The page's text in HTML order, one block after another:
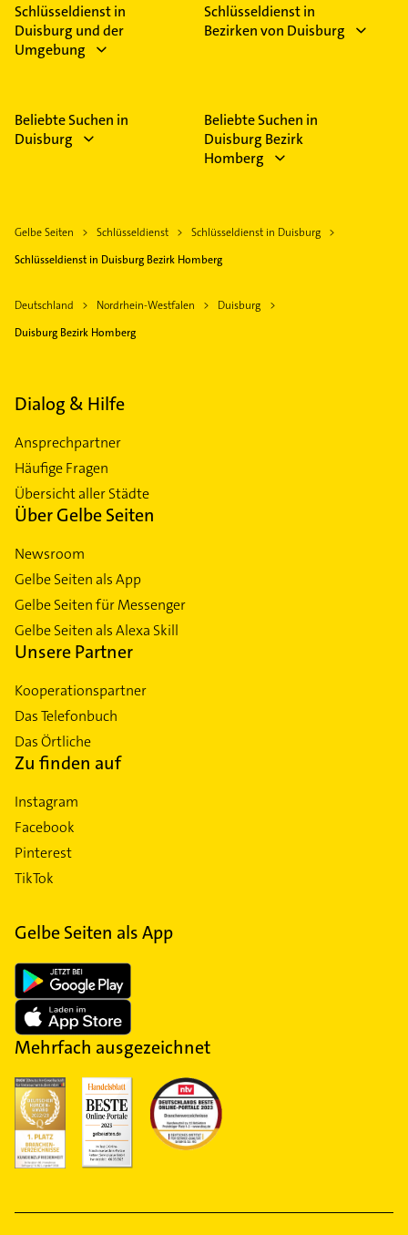
Schlüsseldienst in
Duisburg und der
Umgebung
Schlüsseldienst in
Bezirken von Duisburg
Beliebte Suchen in
Duisburg
Beliebte Suchen in
Duisburg Bezirk
Homberg
Gelbe Seiten Schlüsseldienst
Schlüsseldienst in Duisburg
Schlüsseldienst in Duisburg Bezirk Homberg
Deutschland Nordrhein-Westfalen
Duisburg
Duisburg Bezirk Homberg
Dialog & Hilfe
Ansprechpartner
Häufige Fragen
Übersicht aller Städte
Über Gelbe Seiten
Newsroom
Gelbe Seiten als App
Gelbe Seiten für Messenger
Gelbe Seiten als Alexa Skill
Unsere Partner
Kooperationspartner
Das Telefonbuch
Das Örtliche
Zu finden auf
Instagram
Facebook
Pinterest
TikTok
Gelbe Seiten als App
Mehrfach ausgezeichnet